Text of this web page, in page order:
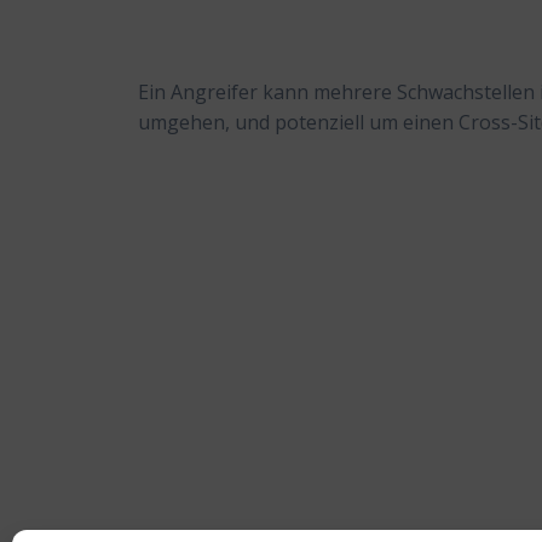
Ein Angreifer kann mehrere
umgehen, und potenziell um einen Cross-